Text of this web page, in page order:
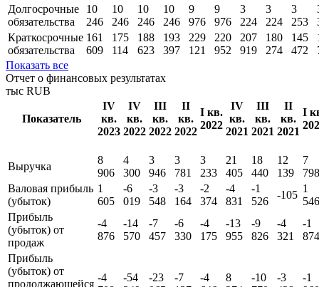
Долгосрочные
обязательства
10
246
10
246
10
246
10
246
9
976
9
976
3
224
3
224
3
253
Краткосрочные
обязательства
161
609
175
114
188
623
193
397
229
121
220
952
207
919
180
274
145
472
Показать все
Отчет о финансовых результатах
тыс RUB
Показатель
IV
кв.
2023
IV
кв.
2022
III
кв.
2022
II
кв.
2022
I кв.
2022
IV
кв.
2021
III
кв.
2021
II
кв.
2021
I
Выручка
8
906
4
300
3
946
3
781
3
233
21
405
18
440
12
139
7
798
Валовая прибыль
(убыток)
1
605
-6
019
-3
548
-3
164
-2
374
-4
831
-1
526
-105
1
546
Прибыль
(убыток) от
продаж
-4
876
-14
570
-7
457
-6
330
-4
175
-13
955
-9
826
-4
321
-1
874
Прибыль
(убыток) от
продолжающейся
-4
-54
-23
-7
-4
8
-10
-3
-1